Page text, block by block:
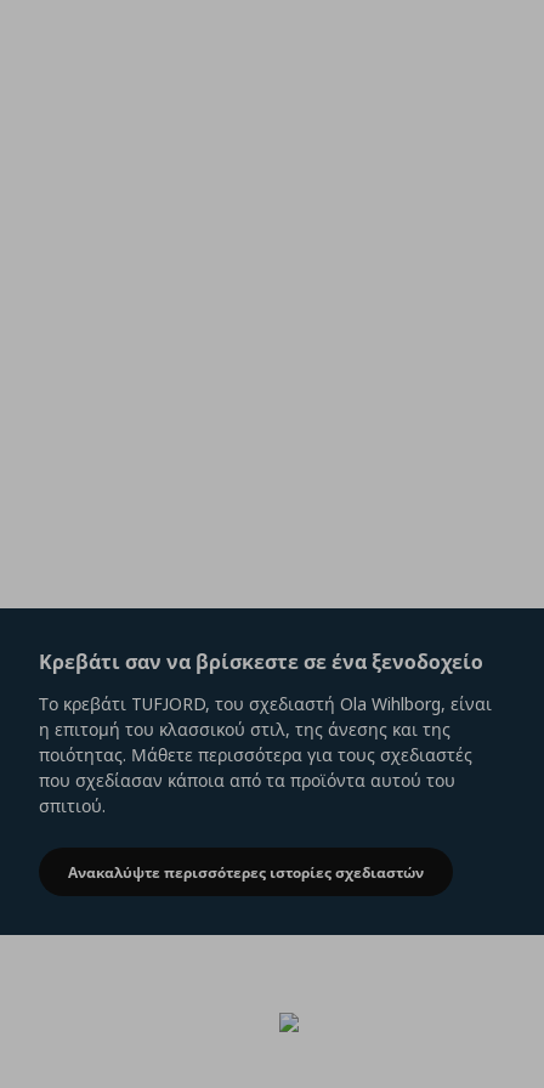
Κρεβάτι σαν να βρίσκεστε σε ένα ξενοδοχείο
Το κρεβάτι TUFJORD, του σχεδιαστή Ola Wihlborg, είναι
η επιτομή του κλασσικού στιλ, της άνεσης και της
ποιότητας. Μάθετε περισσότερα για τους σχεδιαστές
που σχεδίασαν κάποια από τα προϊόντα αυτού του
σπιτιού.
Κρεβάτι σαν να βρίσκεστε σε ένα
Ανακαλύψτε περισσότερες ιστορίες σχεδιαστών